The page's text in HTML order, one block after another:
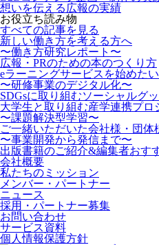
想いを伝える広報の実績
お役立ち読み物
すべての記事を見る
新しい働き方を考える方へ
〜働き方研究レポート〜
広報・PRのための本のつくり方
eラーニングサービスを始めた
〜研修事業のデジタル化〜
SDGsに取り組むソーシャルグ
大学生と取り組む産学連携プロ
〜課題解決型学習〜
ご一緒いただいた会社様・団体
〜事業開発から発信まで〜
出版書籍のご紹介&編集者おす
会社概要
私たちのミッション
メンバー・パートナー
ニュース
採用・パートナー募集
お問い合わせ
サービス資料
個人情報保護方針